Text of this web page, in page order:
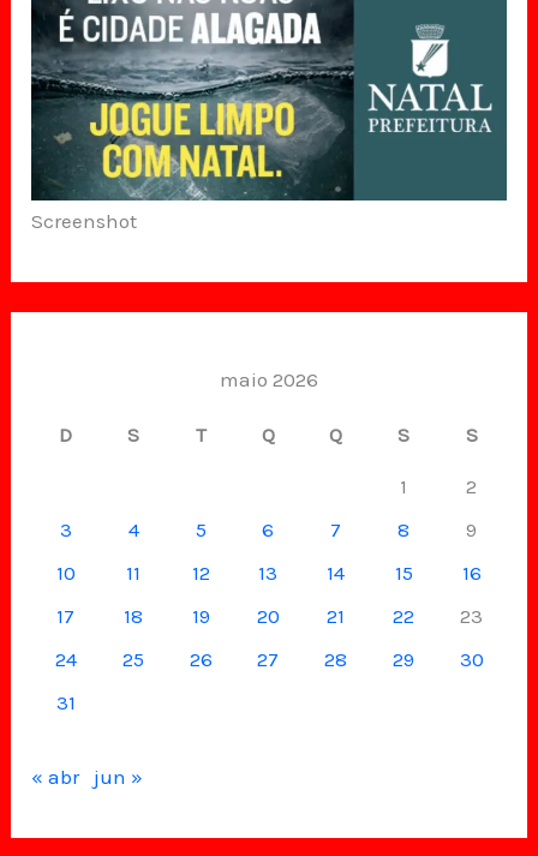
Screenshot
maio 2026
D S T Q Q S S
1
2
3
4 5 6 7 8
9
10
11 12 13 14 15
16
17
18 19 20 21 22
23
24
25 26 27 28 29
30
31
« abr jun »